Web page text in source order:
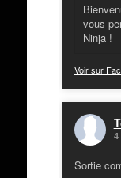
vous
Ninja !
Voir sur
4
Sortie